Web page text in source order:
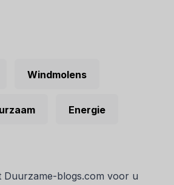
Windmolens
Energie
Duurzame-blogs.com voor u